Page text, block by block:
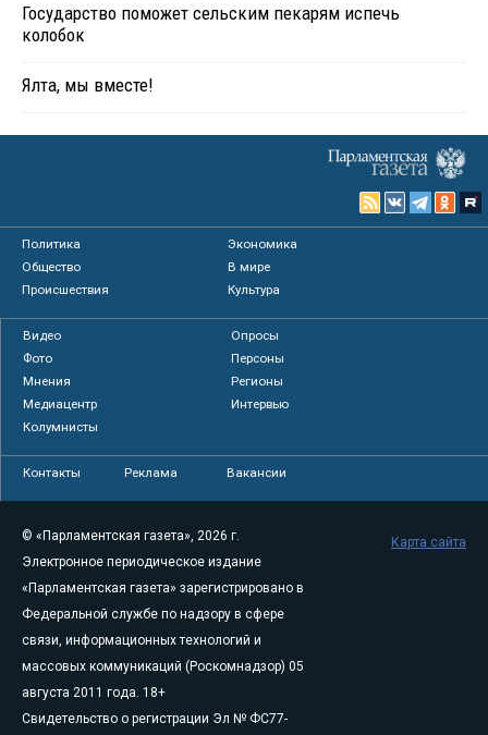
Государство поможет сельским пекарям испечь
колобок
Ялта, мы вместе!
Политика
Экономика
Общество
В мире
Происшествия
Культура
Видео
Опросы
Фото
Персоны
Мнения
Регионы
Медиацентр
Интервью
Колумнисты
Контакты Реклама Вакансии
© «Парламентская газета», 2026 г.
Электронное периодическое издание
«Парламентская газета» зарегистрировано в
Федеральной службе по надзору в сфере
связи, информационных технологий и
массовых коммуникаций (Роскомнадзор) 05
августа 2011 года. 18+
Свидетельство о регистрации Эл № ФС77-
Карта сайта